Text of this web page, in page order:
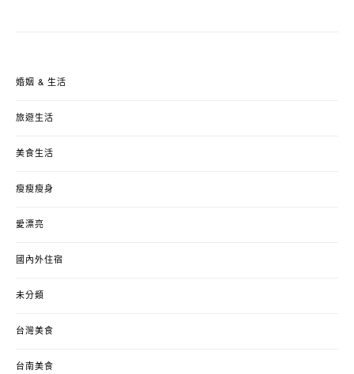
婚姻 & 生活
旅遊生活
美食生活
瘦瘦瘦身
愛漂亮
國內外住宿
未分類
台灣美食
台南美食